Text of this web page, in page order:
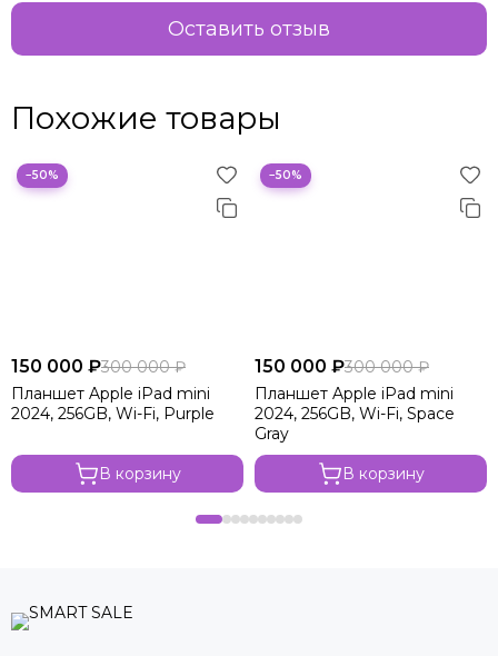
Оставить отзыв
Похожие товары
−50%
150 000 ₽300 000 ₽
Планшет Apple iPad mini
2024, 256GB, Wi-Fi, Purple
В корзину
−50%
150 000 ₽300 000 ₽
Планшет Apple iPad mini
2024, 256GB, Wi-Fi, Space
Gray
В корзину